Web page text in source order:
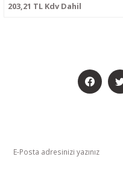
203,21 TL Kdv Dahil